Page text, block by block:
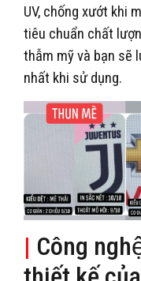
UV, chống xướt khi
tiêu chuẩn chất
thẫm mỹ và bạn sẽ
nhất khi sử dụng.
| Công